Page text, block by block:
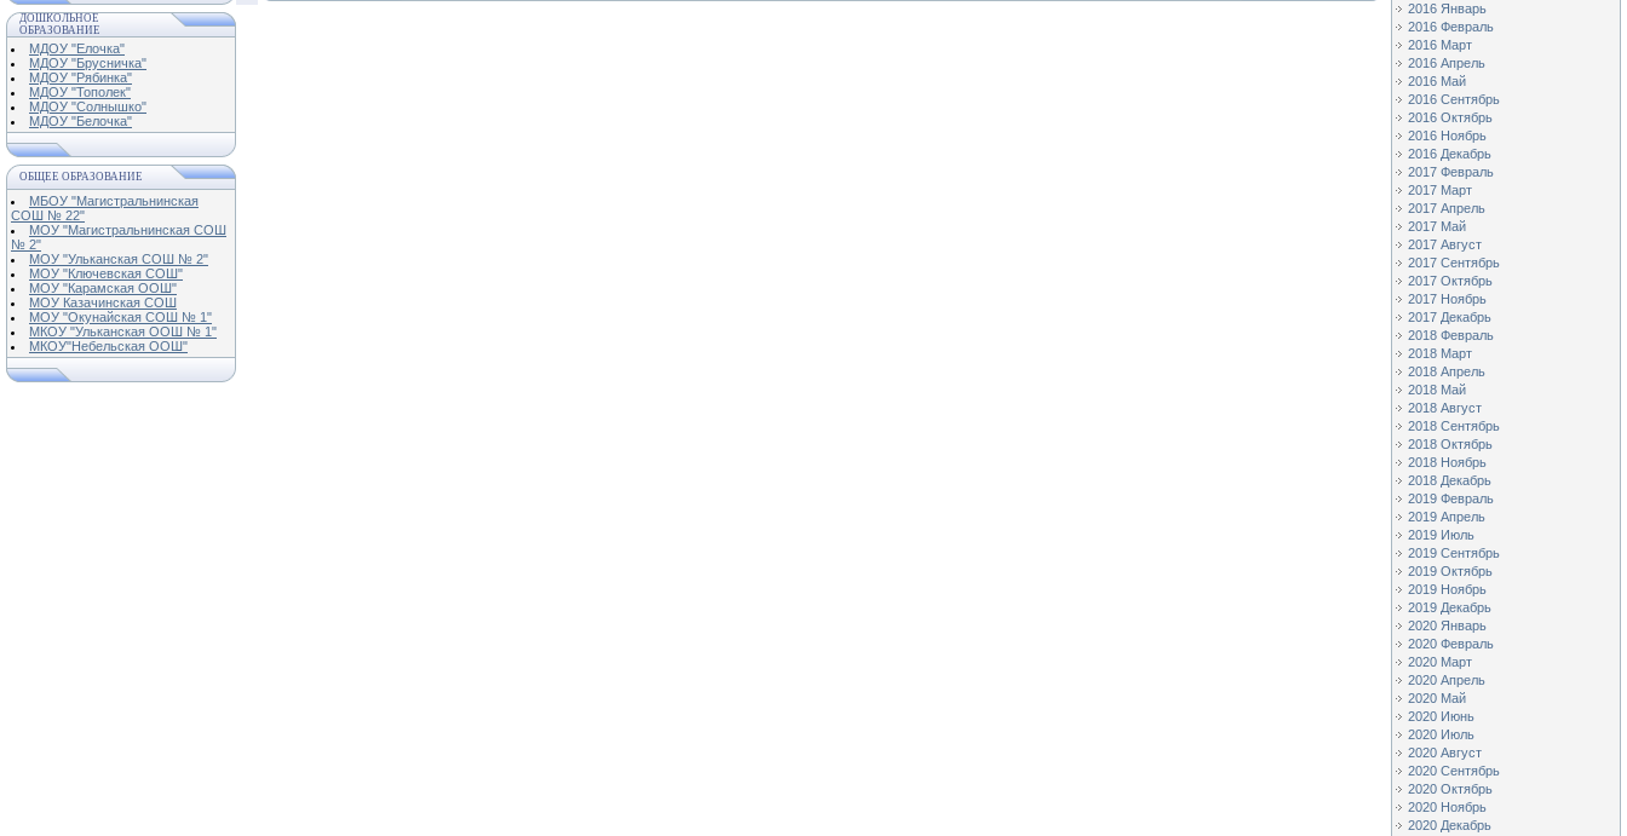
ДОШКОЛЬНОЕ
ОБРАЗОВАНИЕ
МДОУ "Елочка"
МДОУ "Брусничка"
МДОУ "Рябинка"
МДОУ "Тополек"
МДОУ "Солнышко"
МДОУ "Белочка"
ОБЩЕЕ ОБРАЗОВАНИЕ
МБОУ "Магистральнинская
СОШ № 22"
МОУ "Магистральнинская СОШ
№ 2"
МОУ "Ульканская СОШ № 2"
МОУ "Ключевская СОШ"
МОУ "Карамская ООШ"
МОУ Казачинская СОШ
МОУ "Окунайская СОШ № 1"
МКОУ "Ульканская ООШ № 1"
МКОУ"Небельская ООШ"
2016 Январь
2016 Февраль
2016 Март
2016 Апрель
2016 Май
2016 Сентябрь
2016 Октябрь
2016 Ноябрь
2016 Декабрь
2017 Февраль
2017 Март
2017 Апрель
2017 Май
2017 Август
2017 Сентябрь
2017 Октябрь
2017 Ноябрь
2017 Декабрь
2018 Февраль
2018 Март
2018 Апрель
2018 Май
2018 Август
2018 Сентябрь
2018 Октябрь
2018 Ноябрь
2018 Декабрь
2019 Февраль
2019 Апрель
2019 Июль
2019 Сентябрь
2019 Октябрь
2019 Ноябрь
2019 Декабрь
2020 Январь
2020 Февраль
2020 Март
2020 Апрель
2020 Май
2020 Июнь
2020 Июль
2020 Август
2020 Сентябрь
2020 Октябрь
2020 Ноябрь
2020 Декабрь